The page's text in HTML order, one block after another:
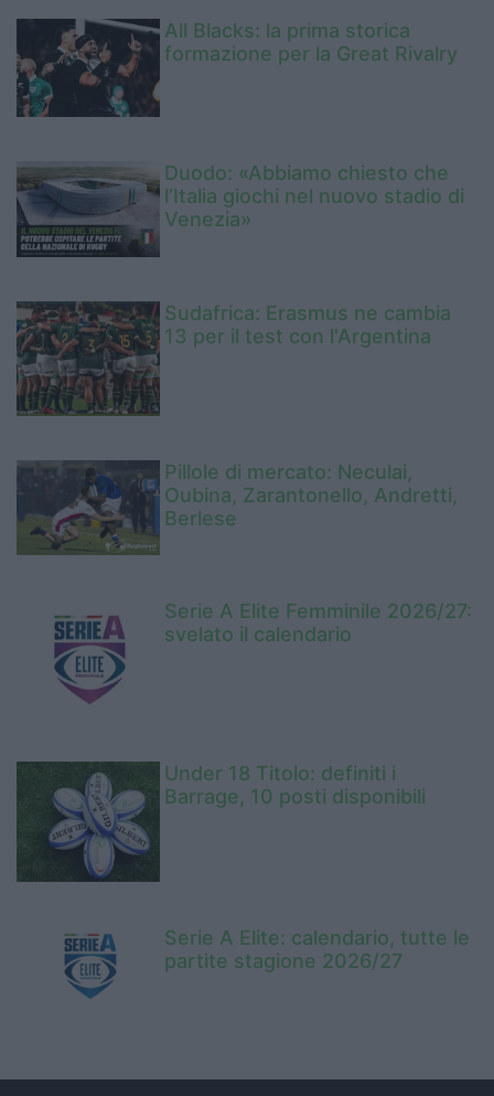
All Blacks: la prima storica
formazione per la Great Rivalry
Duodo: «Abbiamo chiesto che
l’Italia giochi nel nuovo stadio di
Venezia»
Sudafrica: Erasmus ne cambia
13 per il test con l'Argentina
Pillole di mercato: Neculai,
Oubina, Zarantonello, Andretti,
Berlese
Serie A Elite Femminile 2026/27:
svelato il calendario
Under 18 Titolo: definiti i
Barrage, 10 posti disponibili
Serie A Elite: calendario, tutte le
partite stagione 2026/27